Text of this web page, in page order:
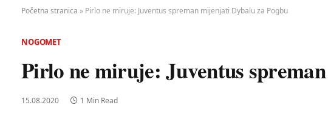
Početna stranica » Pirlo ne miruje: Juventus spreman mijenjati Dybalu za Pogbu
NOGOMET
Pirlo ne miruje: Juventus
15.08.2020 1 Min Read